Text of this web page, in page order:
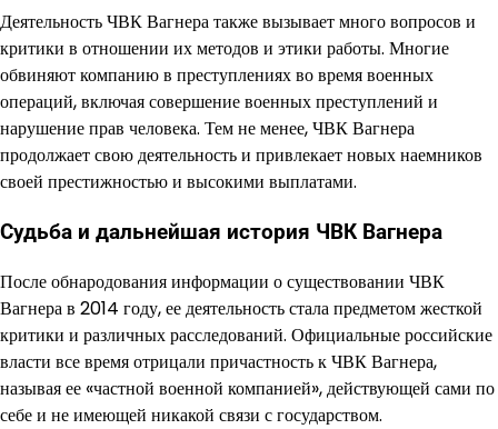
Деятельность ЧВК Вагнера также вызывает много вопросов и
критики в отношении их методов и этики работы. Многие
обвиняют компанию в преступлениях во время военных
операций, включая совершение военных преступлений и
нарушение прав человека. Тем не менее, ЧВК Вагнера
продолжает свою деятельность и привлекает новых наемников
своей престижностью и высокими выплатами.
Судьба и дальнейшая история ЧВК Вагнера
После обнародования информации о существовании ЧВК
Вагнера в 2014 году, ее деятельность стала предметом жесткой
критики и различных расследований. Официальные российские
власти все время отрицали причастность к ЧВК Вагнера,
называя ее «частной военной компанией», действующей сами по
себе и не имеющей никакой связи с государством.